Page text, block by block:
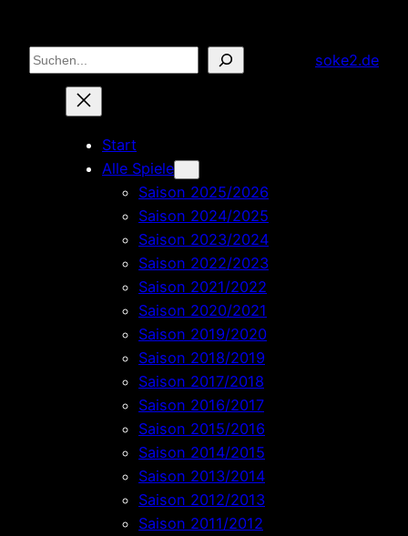
Inhalt
springen
Suchen soke2.de
Start
Alle Spiele
Saison 2025/2026
Saison 2024/2025
Saison 2023/2024
Saison 2022/2023
Saison 2021/2022
Saison 2020/2021
Saison 2019/2020
Saison 2018/2019
Saison 2017/2018
Saison 2016/2017
Saison 2015/2016
Saison 2014/2015
Saison 2013/2014
Saison 2012/2013
Saison 2011/2012